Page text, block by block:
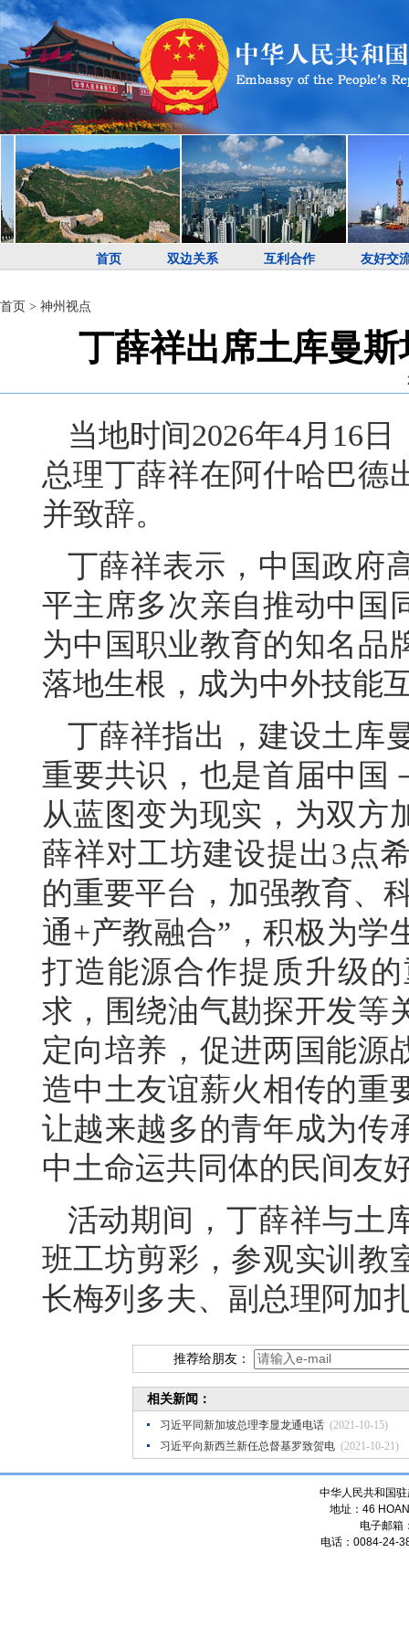
首页 双边关系 互利合作 友好交
首页 > 神州视点
丁薛祥出席土库曼
当地时间2026年4月16
总理丁薛祥在阿什哈巴德
并致辞。
丁薛祥表示，中国政府
平主席多次亲自推动中国
为中国职业教育的知名品
落地生根，成为中外技能
丁薛祥指出，建设土库
重要共识，也是首届中国
从蓝图变为现实，为双方
薛祥对工坊建设提出3点
的重要平台，加强教育、
通+产教融合”，积极为学
打造能源合作提质升级
求，围绕油气勘探开发等
定向培养，促进两国能源
造中土友谊薪火相传的重
让越来越多的青年成为传
中土命运共同体的民间友
活动期间，丁薛祥与土
班工坊剪彩，参观实训教
长梅列多夫、副总理阿加
推荐给朋友：
相关新闻：
习近平同新加坡总理李显龙通电话 (2021-10-15)
习近平向新西兰新任总督基罗致贺电 (2021-10-21)
中华人民共和国
地址：46
电子邮箱
电话：0084-24-